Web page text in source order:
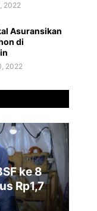
2022
Asuransikan
di
2022
ke 8
Rp1,7